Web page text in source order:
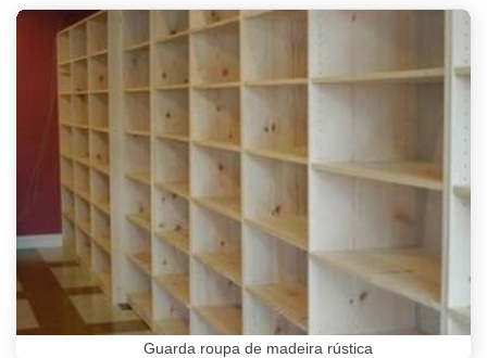
Guarda roupa de madeira rústica